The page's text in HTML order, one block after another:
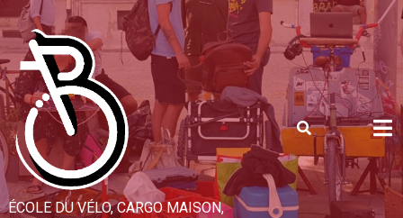
Skip
to
content
ÉCOLE DU VÉLO, CARGO MAISON,